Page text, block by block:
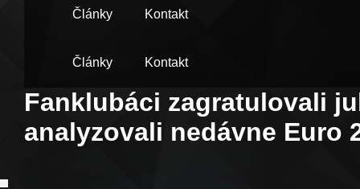
Články Kontakt
Články Kontakt
Fanklubáci zagratulovali
analyzovali nedávne Euro